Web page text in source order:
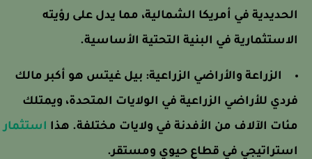
الحديدية في أمريكا الشمالية، مما يدل على رؤيته
الاستثمارية في البنية التحتية الأساسية.
الزراعة والأراضي الزراعية:بيل غيتس هو أكبر مالك
فردي للأراضي الزراعية في الولايات المتحدة، ويمتلك
مئات الآلاف من الأفدنة في ولايات مختلفة. هذااستثمار
استراتيجي في قطاع حيوي ومستقر.